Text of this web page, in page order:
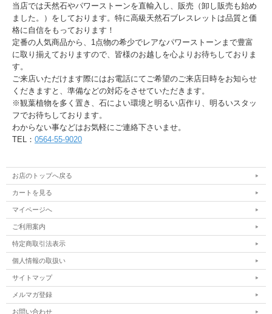
当店では天然石やパワーストーンを直輸入し、販売（卸し販売も始め
ました。）をしております。特に高級天然石ブレスレットは品質と価
格に自信をもっております！
定番の人気商品から、1点物の希少でレアなパワーストーンまで豊富
に取り揃えておりますので、皆様のお越しを心よりお待ちしておりま
す。
ご来店いただけます際にはお電話にてご希望のご来店日時をお知らせ
くだきますと、準備などの対応をさせていただきます。
※観葉植物を多く置き、石によい環境と明るい店作り、明るいスタッ
フでお待ちしております。
わからない事などはお気軽にご連絡下さいませ。
TEL： 0564-55-9020
お店のトップへ戻る
カートを見る
マイページへ
ご利用案内
特定商取引法表示
個人情報の取扱い
サイトマップ
メルマガ登録
お問い合わせ